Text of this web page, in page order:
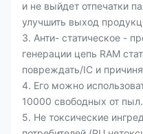
и не выйдет отпечатки
улучшить выход
3. Анти- статическое -
генерации цепь RAM
повреждать/IC и
4. Его можно
10000 свободных от пыл.
5. Не токсические